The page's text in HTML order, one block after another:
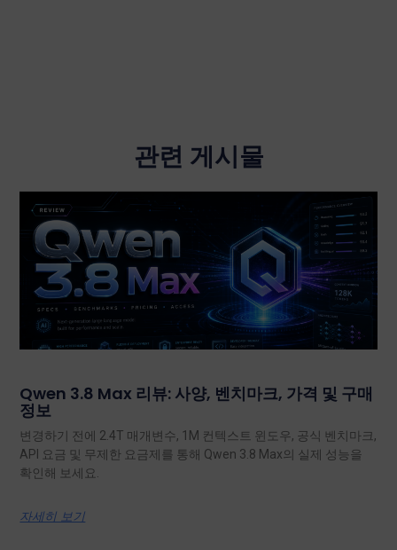
관련 게시물
Qwen 3.8 Max 리뷰: 사양, 벤치마크, 가격 및 구매
정보
변경하기 전에 2.4T 매개변수, 1M 컨텍스트 윈도우, 공식 벤치마크,
API 요금 및 무제한 요금제를 통해 Qwen 3.8 Max의 실제 성능을
확인해 보세요.
자세히 보기